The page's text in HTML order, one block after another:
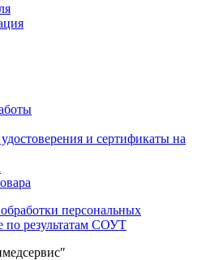
и сертификаты на
персональных
результатам СОУТ